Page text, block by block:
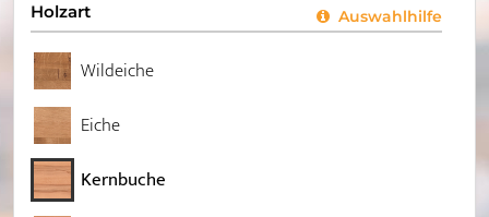
Holzart Auswahlhilfe
Wildeiche
Eiche
Kernbuche